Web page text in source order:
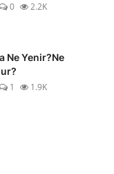
0 2.2K
Ne Yenir?Ne
1 1.9K